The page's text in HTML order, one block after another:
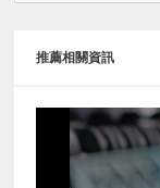
推薦相關資訊